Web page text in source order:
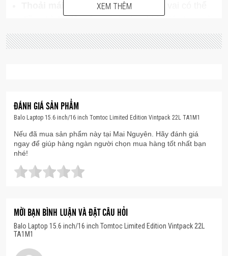
Thoải mái khi di chuyển:Dây đeo vai có thể
thấy thoải mái suốt cả ngày.
Tiện lợi:Dây đeo kết nối với vali kéo, quai xách
Nylon Cordura bền bỉ
Kích thước:44.9 x 30 x 15 cm
Trọng lượng:900g
Tomtoc VintPack-TA1 – Sự lựa chọn hoàn hảo
cách.”
XEM THÊM
ĐÁNH GIÁ SẢN PHẨM
Balo Laptop 15.6 inch/16 inch Tomtoc Limited Edition Vintpack 22L TA1M1
Nếu đã mua sản phẩm này tại Mai Nguyên. Hãy đánh giá
ngay để giúp hàng ngàn người chọn mua hàng tốt nhất bạn
nhé!
MỜI BẠN BÌNH LUẬN VÀ ĐẶT CÂU HỎI
Balo Laptop 15.6 inch/16 inch Tomtoc Limited Edition Vintpack 22L
TA1M1